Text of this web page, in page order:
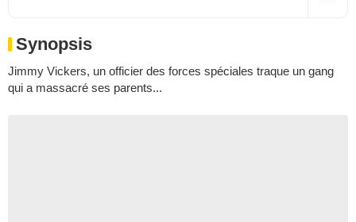
Synopsis
Jimmy Vickers, un officier des forces spéciales traque un gang
qui a massacré ses parents...